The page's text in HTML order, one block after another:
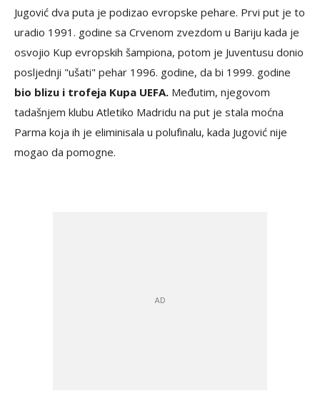
Jugović dva puta je podizao evropske pehare. Prvi put je to
uradio 1991. godine sa Crvenom zvezdom u Bariju kada je
osvojio Kup evropskih šampiona, potom je Juventusu donio
posljednji "ušati" pehar 1996. godine, da bi 1999. godine
bio blizu i trofeja Kupa UEFA. Međutim, njegovom
tadašnjem klubu Atletiko Madridu na put je stala moćna
Parma koja ih je eliminisala u polufinalu, kada Jugović nije
mogao da pomogne.